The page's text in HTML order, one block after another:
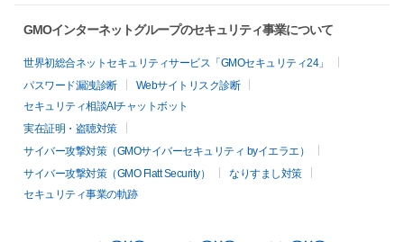
GMOインターネットグループのセキュリティ事業について
世界初総合ネットセキュリティサービス「GMOセキュリティ24」
パスワード漏洩診断
Webサイトリスク診断
セキュリティ相談AIチャットボット
実在証明・盗聴対策
サイバー攻撃対策（GMOサイバーセキュリティ byイエラエ）
サイバー攻撃対策（GMO Flatt Security）
なりすまし対策
セキュリティ事業の軌跡